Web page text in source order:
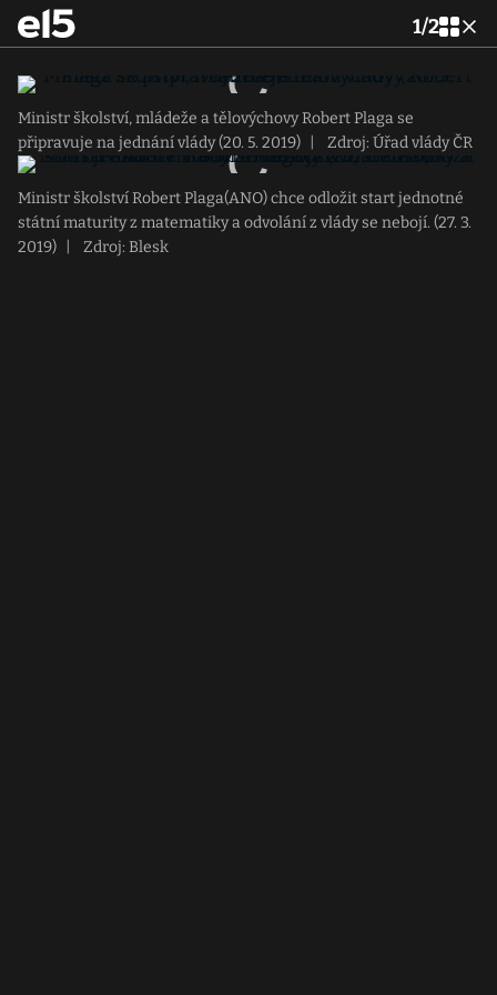
1/2
Ministr školství, mládeže a tělovýchovy Robert Plaga se
připravuje na jednání vlády (20. 5. 2019)
Zdroj: Úřad vlády ČR
Ministr školství Robert Plaga(ANO) chce odložit start jednotné
státní maturity z matematiky a odvolání z vlády se nebojí. (27. 3.
2019)
Zdroj: Blesk